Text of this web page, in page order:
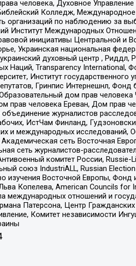
человека, Духовное Управление
Колледж,
организаций по наблюдению за
Институт Международных
инициативы Центральной и
Украинская национальная
духовный центр , Риддл,
Наций, Transparеncy International,
Институт государственного
Гринпис Интернешнл, Фонд
дом прав
прав человека Ереван, Дом прав
журналистов
ИстЧам Финланд,
и международных
сеть Восточная
сеть журналистов-
комитет России, Russie-
союз IndustriALL, Russian
изучения Восточной Европы, Фонд
Копелева, American Councils for
отношений и
Патерсона, Центр
Комитет независимости